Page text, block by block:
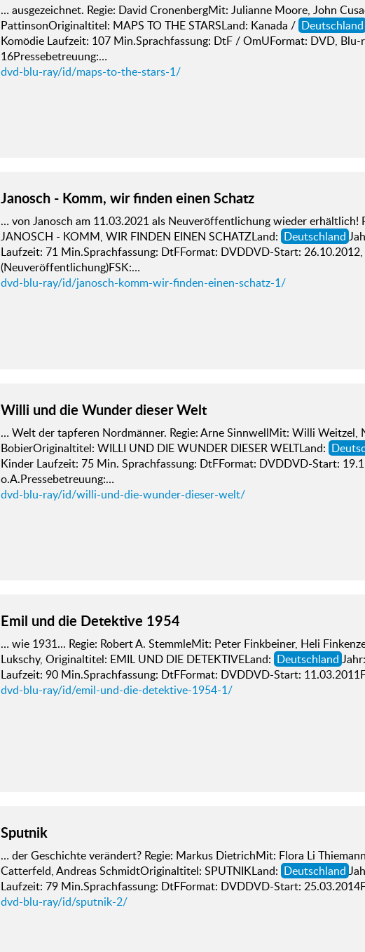
… ausgezeichnet. Regie: David CronenbergMit: Julianne Moore, John
PattinsonOriginaltitel: MAPS TO THE STARSLand: Kanada / Deutschland
Komödie Laufzeit: 107 Min.Sprachfassung: DtF / OmUFormat: DVD,
16Pressebetreuung:…
dvd-blu-ray/id/maps-to-the-stars-1/
Janosch - Komm, wir finden einen Schatz
… von Janosch am 11.03.2021 als Neuveröffentlichung wieder erhältlich!
JANOSCH - KOMM, WIR FINDEN EINEN SCHATZLand: Deutschland
Laufzeit: 71 Min.Sprachfassung: DtFFormat: DVDDVD-Start:
(Neuveröffentlichung)FSK:…
dvd-blu-ray/id/janosch-komm-wir-finden-einen-schatz-1/
Willi und die Wunder dieser Welt
… Welt der tapferen Nordmänner. Regie: Arne SinnwellMit: Willi Weitzel,
BobierOriginaltitel: WILLI UND DIE WUNDER DIESER WELTLand:
Kinder Laufzeit: 75 Min. Sprachfassung: DtFFormat: DVDDVD-Start:
o.A.Pressebetreuung:…
dvd-blu-ray/id/willi-und-die-wunder-dieser-welt/
Emil und die Detektive 1954
… wie 1931... Regie: Robert A. StemmleMit: Peter Finkbeiner, Heli
Lukschy, Originaltitel: EMIL UND DIE DETEKTIVELand: Deutschland
Laufzeit: 90 Min.Sprachfassung: DtFFormat: DVDDVD-Start:
dvd-blu-ray/id/emil-und-die-detektive-1954-1/
Sputnik
… der Geschichte verändert? Regie: Markus DietrichMit: Flora Li
Catterfeld, Andreas SchmidtOriginaltitel: SPUTNIKLand: Deutschland
Laufzeit: 79 Min.Sprachfassung: DtFFormat: DVDDVD-Start:
dvd-blu-ray/id/sputnik-2/